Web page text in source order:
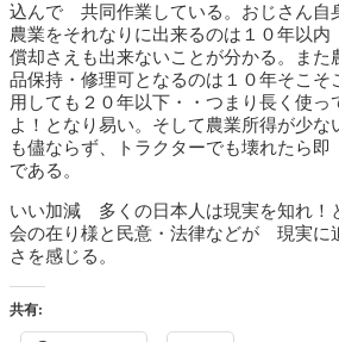
込んで 共同作業している。おじさん自
農業をそれなりに出来るのは１０年以
償却さえも出来ないことが分かる。また
品保持・修理可となるのは１０年そこそ
用しても２０年以下・・つまり長く使
よ！となり易い。そして農業所得が少
も儘ならず、トラクターでも壊れたら
である。
いい加減 多くの日本人は現実を知れ！
会の在り様と民意・法律などが 現実に
さを感じる。
共有: